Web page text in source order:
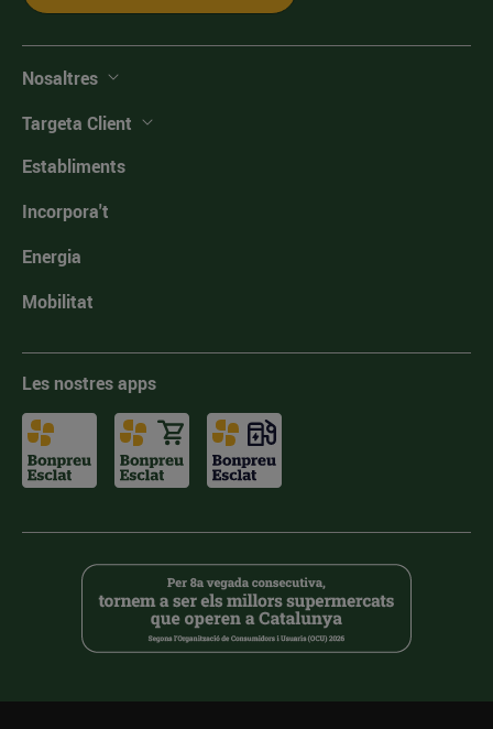
Nosaltres
Targeta Client
Establiments
Incorpora't
Energia
Mobilitat
Les nostres apps